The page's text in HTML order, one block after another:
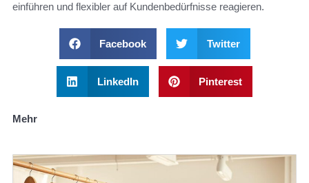
einführen und flexibler auf Kundenbedürfnisse reagieren.
Facebook Twitter
LinkedIn Pinterest
Mehr